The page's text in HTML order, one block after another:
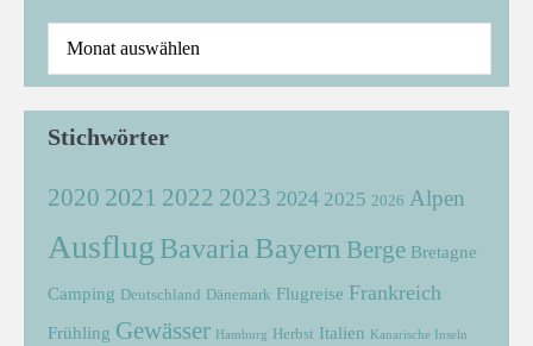
Stichwörter
2020 2021 2022 2023 2024 2025 2026 Alpen
Ausflug Bavaria Bayern Berge Bretagne
Camping Deutschland Dänemark Flugreise Frankreich
Frühling Gewässer Hamburg Herbst Italien Kanarische Inseln